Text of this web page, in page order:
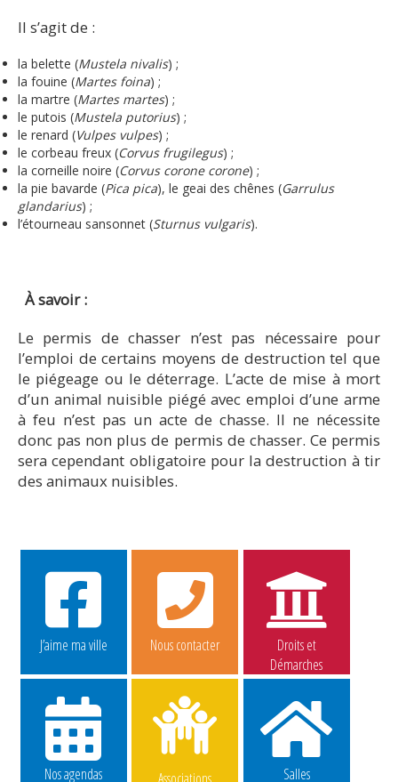
Il s’agit de :
la belette (Mustela nivalis) ;
la fouine (Martes foina) ;
la martre (Martes martes) ;
le putois (Mustela putorius) ;
le renard (Vulpes vulpes) ;
le corbeau freux (Corvus frugilegus) ;
la corneille noire (Corvus corone corone) ;
la pie bavarde (Pica pica), le geai des chênes (Garrulus
glandarius) ;
l’étourneau sansonnet (Sturnus vulgaris).
À savoir :
Le permis de chasser n’est pas nécessaire pour
l’emploi de certains moyens de destruction tel que
le piégeage ou le déterrage. L’acte de mise à mort
d’un animal nuisible piégé avec emploi d’une arme
à feu n’est pas un acte de chasse. Il ne nécessite
donc pas non plus de permis de chasser. Ce permis
sera cependant obligatoire pour la destruction à tir
des animaux nuisibles.
J’aime ma ville Nous contacter
Droits et
Démarches
Nos agendas Salles